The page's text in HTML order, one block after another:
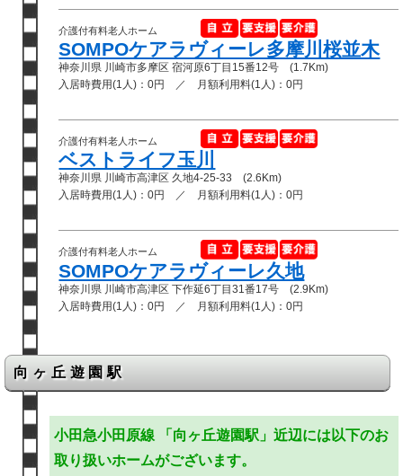
介護付有料老人ホーム
SOMPOケアラヴィーレ多摩川桜並木
神奈川県 川崎市多摩区 宿河原6丁目15番12号 (1.7Km)
入居時費用(1人)：0円 ／ 月額利用料(1人)：0円
介護付有料老人ホーム
ベストライフ玉川
神奈川県 川崎市高津区 久地4-25-33 (2.6Km)
入居時費用(1人)：0円 ／ 月額利用料(1人)：0円
介護付有料老人ホーム
SOMPOケアラヴィーレ久地
神奈川県 川崎市高津区 下作延6丁目31番17号 (2.9Km)
入居時費用(1人)：0円 ／ 月額利用料(1人)：0円
向ヶ丘遊園駅
小田急小田原線 「向ヶ丘遊園駅」近辺には以下のお
取り扱いホームがございます。